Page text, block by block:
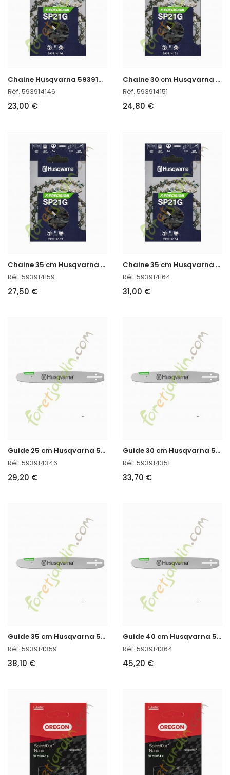
C
haine Husqvarna 593914146
Réf. 593914146
23,00 €
C
haine 30 cm Husqvarna 593914151 en stock
Réf. 593914151
24,80 €
C
haine 35 cm Husqvarna 593914159
Réf. 593914159
27,50 €
C
haine 35 cm Husqvarna 593914164
Réf. 593914164
31,00 €
G
uide 25 cm Husqvarna 593914346
Réf. 593914346
29,20 €
G
uide 30 cm Husqvarna 593914351
Réf. 593914351
33,70 €
G
uide 35 cm Husqvarna 593914359
Réf. 593914359
38,10 €
G
uide 40 cm Husqvarna 593914364
Réf. 593914364
45,20 €